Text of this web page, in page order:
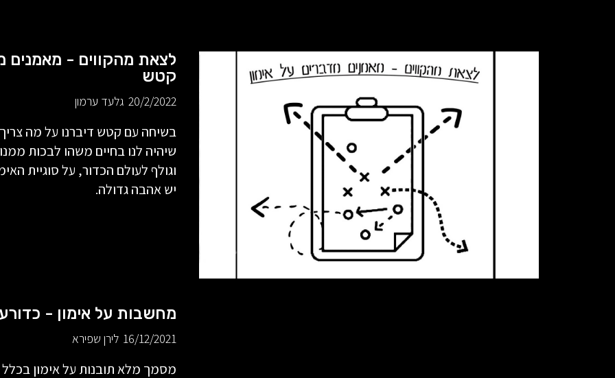
לצאת מהקווים - מאמנים
קטש
20/2/2022 גלעד ערמון
בשיחה עם קטש דיברנו על מה צריך
שיהיה לנו בחיים משהו לבכות
וגולף לעולם הכדור, על סוגיית
יש אהבה גדולה.
מחשבות על אימון -
16/12/2021 לירן שפירא
מסמך מלא תובנות על אימון בכלל